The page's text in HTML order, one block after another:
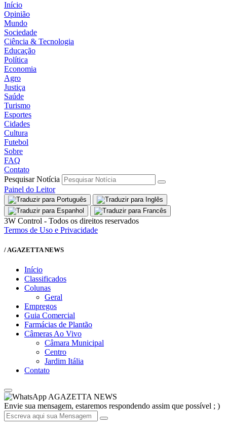
Início
Opinião
Mundo
Sociedade
Ciência & Tecnologia
Educação
Política
Economia
Agro
Justiça
Saúde
Turismo
Esportes
Cidades
Cultura
Futebol
Sobre
FAQ
Contato
Pesquisar Notícia
Painel do Leitor
3W Control - Todos os direitos reservados
Termos de Uso e Privacidade
/ AGAZETTA NEWS
Início
Classificados
Colunas
Geral
Empregos
Guia Comercial
Farmácias de Plantão
Câmeras Ao Vivo
Câmara Municipal
Centro
Jardim Itália
Contato
AGAZETTA NEWS
Envie sua mensagem, estaremos respondendo assim que possível ; )